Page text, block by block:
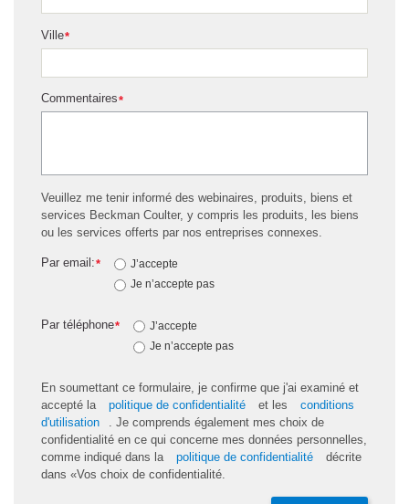
*
Ville
*
Commentaires
Veuillez me tenir informé des webinaires, produits, biens et
services Beckman Coulter, y compris les produits, les biens
ou les services offerts par nos entreprises connexes.
*
Par email:
J’accepte
Je n’accepte pas
*
Par téléphone
J’accepte
Je n’accepte pas
En soumettant ce formulaire, je confirme que j'ai examiné et
accepté la
politique de confidentialité et les
conditions
d'utilisation
. Je comprends également mes choix de
confidentialité en ce qui concerne mes données personnelles,
comme indiqué dans la
politique de confidentialité
décrite
dans «Vos choix de confidentialité.